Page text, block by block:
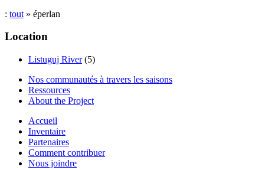
: tout » éperlan
Location
Listuguj River(5)
Nos communautés à travers les saisons
Ressources
About the Project
Accueil
Inventaire
Partenaires
Comment contribuer
Nous joindre